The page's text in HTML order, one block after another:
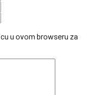
u ovom browseru za